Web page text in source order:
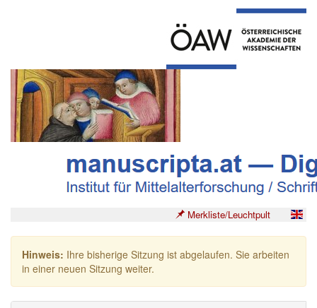
Merkliste/Leuchtpult
Hinweis: Ihre bisherige Sitzung ist abgelaufen. Sie arbeiten
in einer neuen Sitzung weiter.